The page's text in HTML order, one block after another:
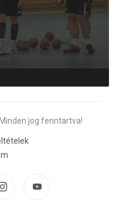
jog fenntartva!